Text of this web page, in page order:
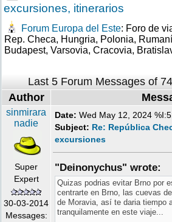
excursiones, itinerarios
Forum Europa del Este: Foro de
Rep. Checa, Hungria, Polonia,
Budapest, Varsovia, Cracovia,
Last 5 Forum Messages of
Author
sinmirara
nadie
Super
Expert
30-03-2014
Messages:
Date: Wed May 12, 2024
Subject: Re: República
excursiones
"Deinonychus" wrote:
Quizas podrias evitar Brno por
centrarte en Brno, las cuevas
de Moravia, así te daria tiempo
tranquilamente en este viaje...